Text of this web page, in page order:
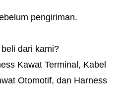
pengiriman.
dari kami?
Kawat Terminal, Kabel
Otomotif, dan Harness